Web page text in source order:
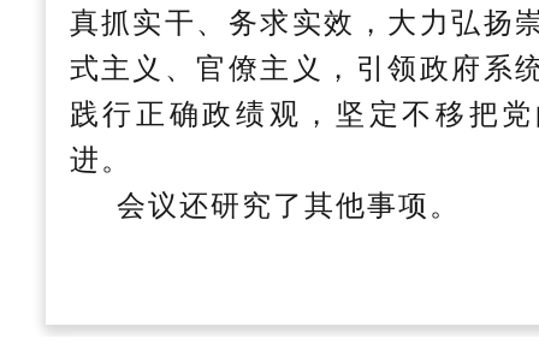
真抓实干、务求实效，大力弘扬
式主义、官僚主义，引领政府系
践行正确政绩观，坚定不移把
进。
会议还研究了其他事项。